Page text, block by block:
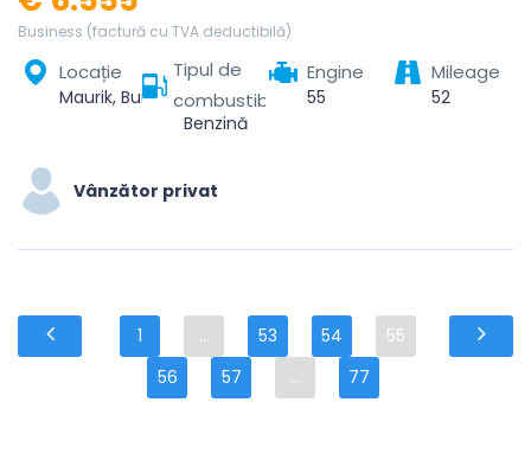
Business (factură cu TVA deductibilă)
Locație
Maurik, Buren, Gelderland, Netherlands
Tipul de
combustibil
Benzină
Engine
55
Mileage
52
Vânzător privat
1 ... 53 54
55
56
57 ... 77